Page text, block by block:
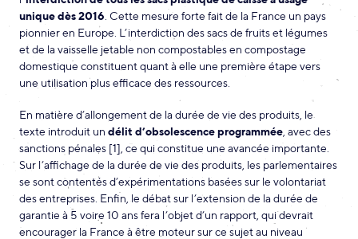
unique dès 2016. Cette mesure forte fait de la France un pays
pionnier en Europe. L’interdiction des sacs de fruits et légumes
et de la vaisselle jetable non compostables en compostage
domestique constituent quant à elle une première étape vers
une utilisation plus efficace des ressources.
En matière d’allongement de la durée de vie des produits, le
texte introduit un délit d’obsolescence programmée , avec des
sanctions pénales [1] , ce qui constitue une avancée importante.
Sur l’affichage de la durée de vie des produits, les parlementaires
se sont contentés d’expérimentations basées sur le volontariat
des entreprises. Enfin, le débat sur l’extension de la durée de
garantie à 5 voire 10 ans fera l’objet d’un rapport, qui devrait
encourager la France à être moteur sur ce sujet au niveau